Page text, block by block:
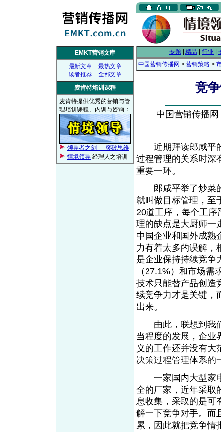
EMKT营销文库
最新文章
最热文章
读者推荐
全部文章
麦肯特培训课程
麦肯特提供优秀的营销与管
理培训课程、内训与咨询：
领导者之剑 － 突破思维
情境领导 经理人之培训
专题 精品 行业
中国营销传播网 > 营销策略 >
竞
中国营销传播
近期拜读郎咸平的
过程管理的关系时深
重要一环。
郎咸平举了炒菜的
就叫做目标管理，至
20道工序，每个工序
理的缺点是大厨师一
中国企业和国外成熟
力有着太多的误解，
是企业保持持续竞争
（27.1%）和市场
技术只能替产品创造
续竞争力才是关键，
出来。
由此，联想到我们
当程度的发展，企业
义的工作还并没有大
决策过程管理体系的
一家国内大型家电
全的厂家，近年采取
息收集，采取的是可
解一下竞争对手。而
累，因此就把竞争情